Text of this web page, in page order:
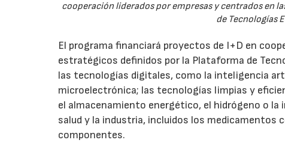
cooperación liderados por empresas y centrados en
de Tecnologías
El programa financiará proyectos de I+D en
estratégicos definidos por la Plataforma de
las tecnologías digitales, como la inteligencia
microelectrónica; las tecnologías limpias y
el almacenamiento energético, el hidrógeno o
salud y la industria, incluidos los medicamentos
componentes.